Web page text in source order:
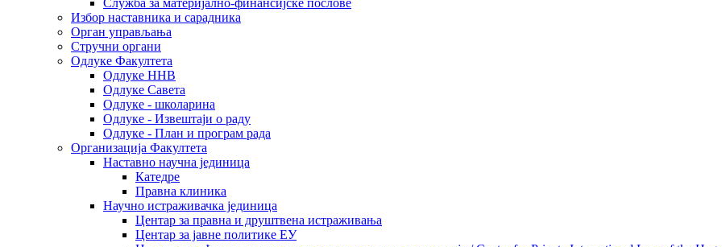
Служба за материјално-финансијске послове
Избор наставника и сарадника
Oрган управљања
Стручни органи
Одлуке Факултета
Одлуке ННВ
Одлуке Савета
Одлуке - школарина
Одлуке - Извештаји о раду
Одлуке - План и програм рада
Организација Факултета
Наставно научна јединица
Катедре
Правна клиника
Научно истраживачка јединица
Центар за правна и друштвена истраживања
Центар за јавне политике ЕУ